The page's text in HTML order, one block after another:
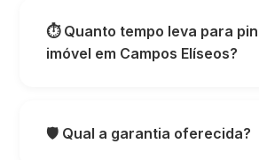
⏱️ Quanto tempo leva para
imóvel em Campos Elíseos?
🛡️ Qual a garantia oferecida?